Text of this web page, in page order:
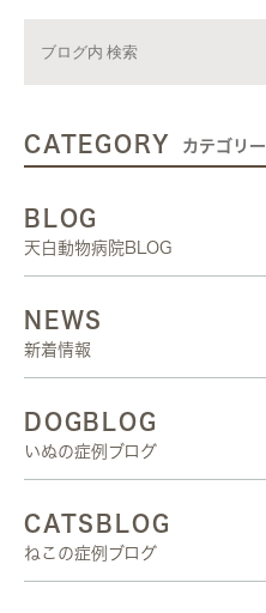
CATEGORY カテゴリー
BLOG
天白動物病院BLOG
NEWS
新着情報
DOGBLOG
いぬの症例ブログ
CATSBLOG
ねこの症例ブログ